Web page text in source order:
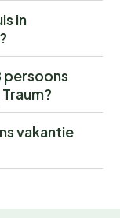
in
persoons
vakantie